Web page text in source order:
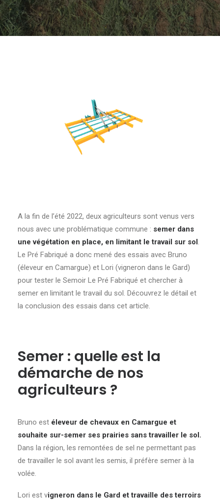
A la fin de l’été 2022, deux agriculteurs sont venus vers
nous avec une problématique commune : semer dans
une végétation en place, en limitant le travail sur sol.
Le Pré Fabriqué a donc mené des essais avec Bruno
(éleveur en Camargue) et Lori (vigneron dans le Gard)
pour tester le Semoir Le Pré Fabriqué et chercher à
semer en limitant le travail du sol. Découvrez le détail et
la conclusion des essais dans cet article.
Semer : quelle est la
démarche de nos
agriculteurs ?
Bruno est éleveur de chevaux en Camargue et
souhaite sur-semer ses prairies sans travailler le sol.
Dans la région, les remontées de sel ne permettant pas
de travailler le sol avant les semis, il préfère semer à la
volée.
Lori est vigneron dans le Gard et travaille des terroirs